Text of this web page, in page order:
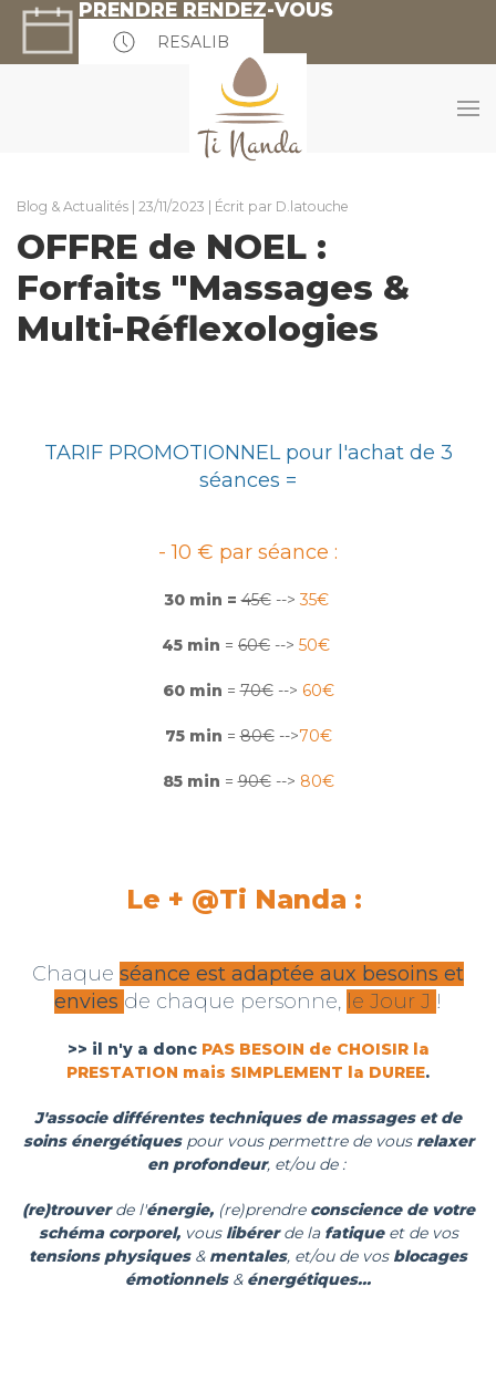
PRENDRE RENDEZ-VOUS
RESALIB
Blog & Actualités 23/11/2023 | Écrit par D.latouche
OFFRE de NOEL :
Forfaits "Massages &
Multi-Réflexologies
TARIF PROMOTIONNEL pour l'achat de 3
séances =
- 10 € par séance :
30 min =45€--> 35€
45 min = 60€ --> 50€
60 min =70€--> 60€
75 min =80€-->70€
85 min =90€--> 80€
Le + @Ti Nanda :
Chaque séance est adaptée aux besoins et
envies de chaque personne, le Jour J !
>> il n'y a donc PAS BESOIN de CHOISIR la
PRESTATION mais SIMPLEMENT la DUREE.
J'associe différentes techniques de massages et de
soins énergétiquespour vous permettre de vousrelaxer
en profondeur, et/ou de :
(re)trouverde l'énergie,(re)prendreconscience de votre
schéma corporel,vouslibérerde la fatiqueet de vos
tensions physiques & mentales, et/ou de vos blocages
émotionnels& énergétiques...